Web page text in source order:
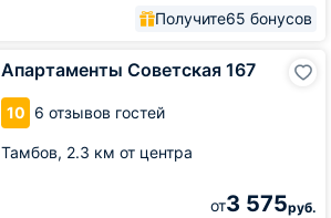
Получите65 бонусов
Апартаменты Советская 167
10 6 отзывов гостей
Тамбов, 2.3 км от центра
от3 575руб.